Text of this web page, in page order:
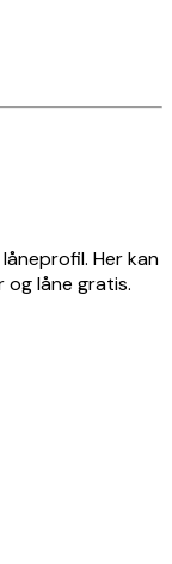
Her kan
låne gratis.